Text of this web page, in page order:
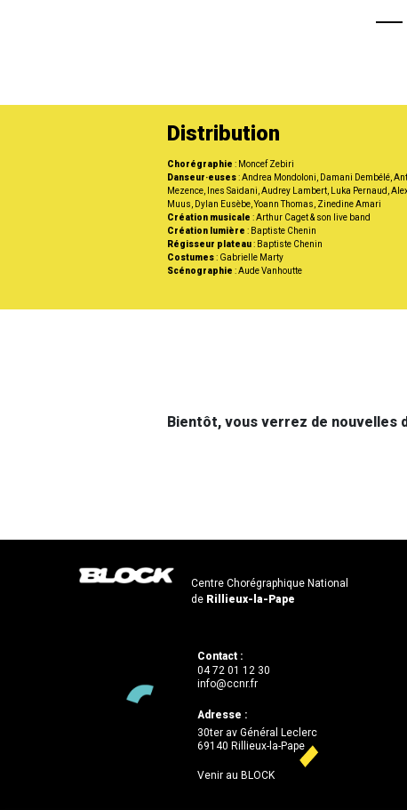
Distribution
Chorégraphie : Moncef Zebiri
Danseur·euses:Andrea Mondoloni, Damani Dembélé,
Mezence, Ines Saidani, Audrey Lambert, Luka Pernaud,
Muus, Dylan Eusèbe, Yoann Thomas, Zinedine Amari
Création musicale : Arthur Caget & son live band
Création lumière : Baptiste Chenin
Régisseur plateau: Baptiste Chenin
Costumes: Gabrielle Marty
Scénographie: Aude Vanhoutte
Bientôt, vous verrez de nouvelles
Centre Chorégraphique National
de Rillieux-la-Pape
Contact :
04 72 01 12 30
info@ccnr.fr
Adresse :
30ter av Général Leclerc
69140 Rillieux-la-Pape
Venir au BLOCK